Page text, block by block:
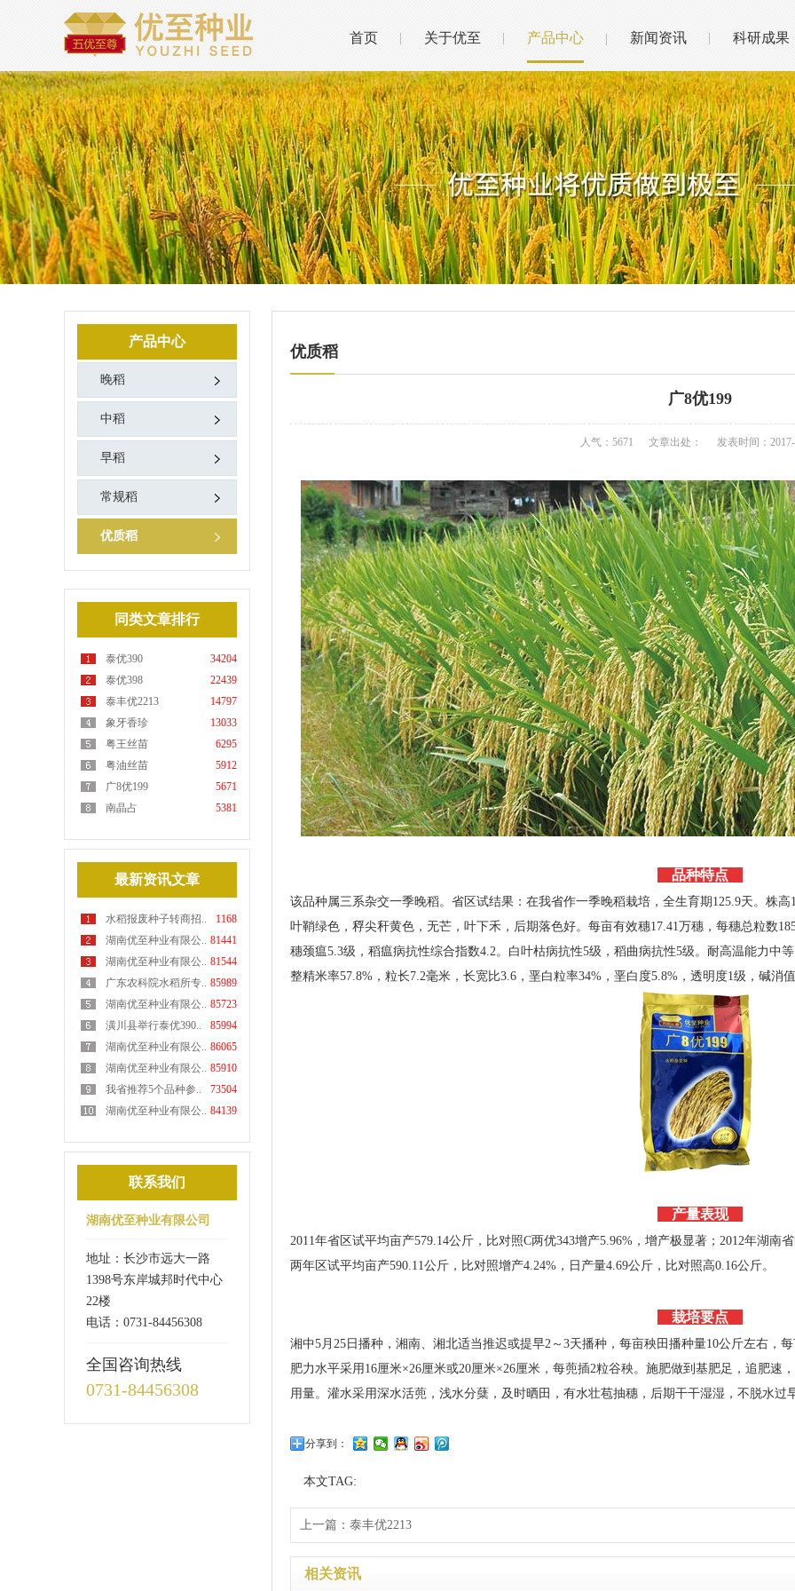
首页 关于优至 产品中心 新闻资讯 科研成果
产品中心
晚稻
中稻
早稻
常规稻
优质稻
同类文章排行
34204
泰优390
22439
泰优398
14797
泰丰优2213
13033
象牙香珍
6295
粤王丝苗
5912
粤油丝苗
5671
广8优199
5381
南晶占
最新资讯文章
1168
水稻报废种子转商招..
81441
湖南优至种业有限公..
81544
湖南优至种业有限公..
85989
广东农科院水稻所专..
85723
湖南优至种业有限公..
85994
潢川县举行泰优390..
86065
湖南优至种业有限公..
85910
湖南优至种业有限公..
73504
我省推荐5个品种参..
84139
湖南优至种业有限公..
联系我们
湖南优至种业有限公司
地址：长沙市远大一路
1398号东岸城邦时代中心
22楼
电话：0731-84456308
全国咨询热线
0731-84456308
优质稻
广8优199
人气：5671 文章出处： 发表时间：
品种特点
该品种属三系杂交一季晚稻。省区试结果：在我省作一季晚稻栽培，全生育期125.9天。株
叶鞘绿色，稃尖秆黄色，无芒，叶下禾，后期落色好。每亩有效穗17.41万穗，每穗总粒数
穗颈瘟5.3级，稻瘟病抗性综合指数4.2。白叶枯病抗性5级，稻曲病抗性5级。耐高温能力中
整精米率57.8%，粒长7.2毫米，长宽比3.6，垩白粒率34%，垩白度5.8%，透明度1级，碱消
产量表现
2011年省区试平均亩产579.14公斤，比对照C两优343增产5.96%，增产极显著；2012年湖南
两年区试平均亩产590.11公斤，比对照增产4.24%，日产量4.69公斤，比对照高0.16公斤。
栽培要点
湘中5月25日播种，湘南、湘北适当推迟或提早2～3天播种，每亩秧田播种量10公斤左右，
肥力水平采用16厘米×26厘米或20厘米×26厘米，每蔸插2粒谷秧。施肥做到基肥足，追肥
用量。灌水采用深水活蔸，浅水分蘖，及时晒田，有水壮苞抽穗，后期干干湿湿，不脱水过
分享到：
本文TAG:
上一篇： 泰丰优2213
相关资讯